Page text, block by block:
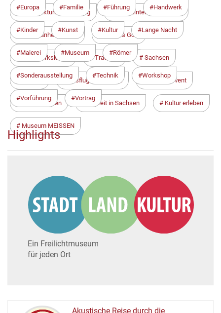
Manufakturbesichtigung Blick hinter die Kulissen
Porzellanherstellung Weißes Gold
Handwerkskunst Tradition Sachsen
Ausflug mit Kindern Familienevent
Sommerferien Freizeit in Sachsen Kultur erleben
Museum MEISSEN
Europa Familie Führung Handwerk
Kinder Kunst Kultur Lange Nacht
Malerei Museum Römer
Sonderausstellung Technik Workshop
Vorführung Vortrag
Highlights
Ein Freilichtmuseum
für jeden Ort
Akustische Reise durch die